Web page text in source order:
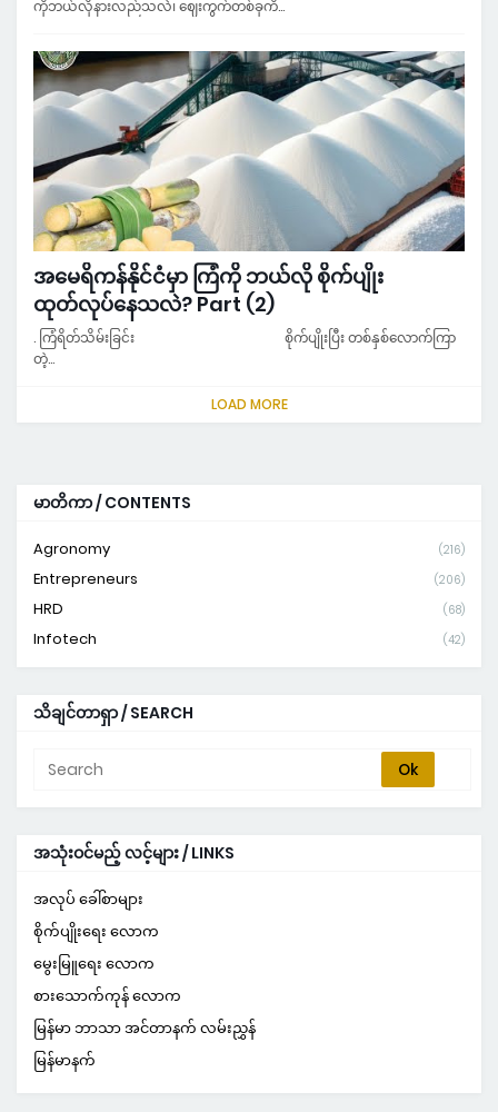
ကိုဘယ်လိုနားလည်သလဲ၊ ဈေးကွက်တစ်ခုကိ…
အမေရိကန်နိုင်ငံမှာ ကြံကို ဘယ်လို စိုက်ပျိုး
ထုတ်လုပ်နေသလဲ? Part (2)
. ကြံရိတ်သိမ်းခြင်း စိုက်ပျိုးပြီး တစ်နှစ်လောက်ကြာ
တဲ့…
LOAD MORE
မာတိကာ / CONTENTS
Agronomy (216)
Entrepreneurs (206)
HRD (68)
Infotech (42)
သိချင်တာရှာ / SEARCH
အသုံးဝင်မည့် လင့်များ / LINKS
အလုပ် ခေါ်စာများ
စိုက်ပျိုးရေး လောက
မွေးမြူရေး လောက
စားသောက်ကုန် လောက
မြန်မာ ဘာသာ အင်တာနက် လမ်းညွှန်
မြန်မာနက်